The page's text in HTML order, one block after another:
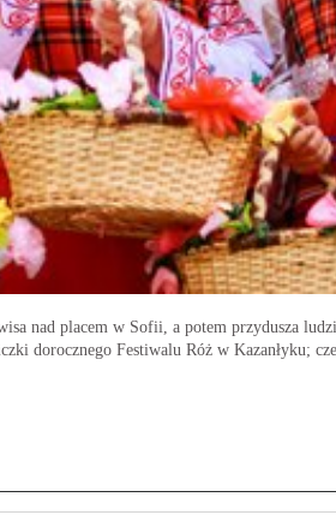
nad placem w Sofii, a potem przydusza
dorocznego Festiwalu Róż w Kazanłyku;